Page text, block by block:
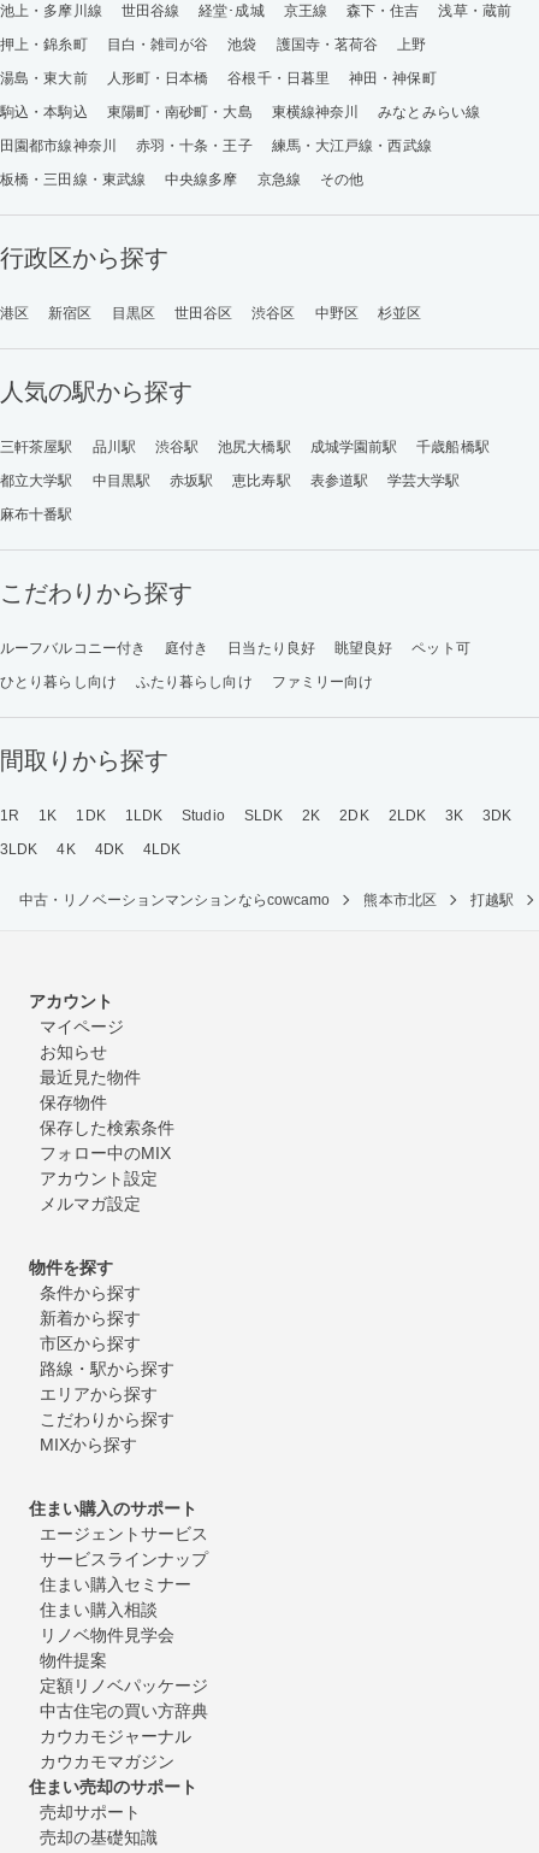
池上・多摩川線
世田谷線 経堂･成城 京王線 森下・住吉
浅草・蔵前
押上・錦糸町
目白・雑司が谷 池袋 護国寺・茗荷谷
上野
湯島・東大前
人形町・日本橋 谷根千・日暮里
神田・神保町
駒込・本駒込
東陽町・南砂町・大島 東横線神奈川
みなとみらい線
田園都市線神奈川
赤羽・十条・王子
練馬・大江戸線・西武線
板橋・三田線・東武線
中央線多摩 京急線 その他
行政区から探す
港区 新宿区 目黒区 世田谷区 渋谷区 中野区 杉並区
人気の駅から探す
三軒茶屋駅 品川駅 渋谷駅 池尻大橋駅 成城学園前駅
千歳船橋駅
都立大学駅
中目黒駅 赤坂駅 恵比寿駅 表参道駅
学芸大学駅
麻布十番駅
こだわりから探す
ルーフバルコニー付き 庭付き 日当たり良好 眺望良好
ペット可
ひとり暮らし向け
ふたり暮らし向け ファミリー向け
間取りから探す
1R 1K 1DK 1LDK Studio SLDK 2K 2DK 2LDK 3K
3DK
3LDK
4K 4DK 4LDK
中古・リノベーションマンションならcowcamo 熊本市北区 打越駅
アカウント
マイページ
お知らせ
最近見た物件
保存物件
保存した検索条件
フォロー中のMIX
アカウント設定
メルマガ設定
物件を探す
条件から探す
新着から探す
市区から探す
路線・駅から探す
エリアから探す
こだわりから探す
MIXから探す
住まい購入のサポート
エージェントサービス
サービスラインナップ
住まい購入セミナー
住まい購入相談
リノベ物件見学会
物件提案
定額リノベパッケージ
中古住宅の買い方辞典
カウカモジャーナル
カウカモマガジン
住まい売却のサポート
売却サポート
売却の基礎知識